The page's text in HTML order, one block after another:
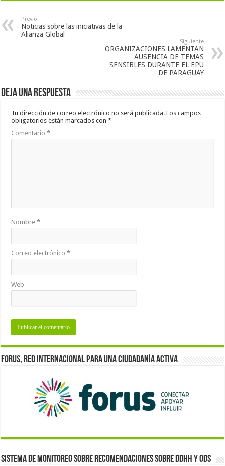
Previo
Noticias sobre las iniciativas de la
Alianza Global
Siguiente
ORGANIZACIONES LAMENTAN
AUSENCIA DE TEMAS
SENSIBLES DURANTE EL EPU
DE PARAGUAY
Deja una respuesta
Tu dirección de correo electrónico no será publicada. Los campos
obligatorios están marcados con*
Comentario*
Nombre*
Correo electrónico*
Web
Forus, red internacional para una ciudadanía activa
Sistema de monitoreo sobre recomendaciones sobre DDHH y ODS